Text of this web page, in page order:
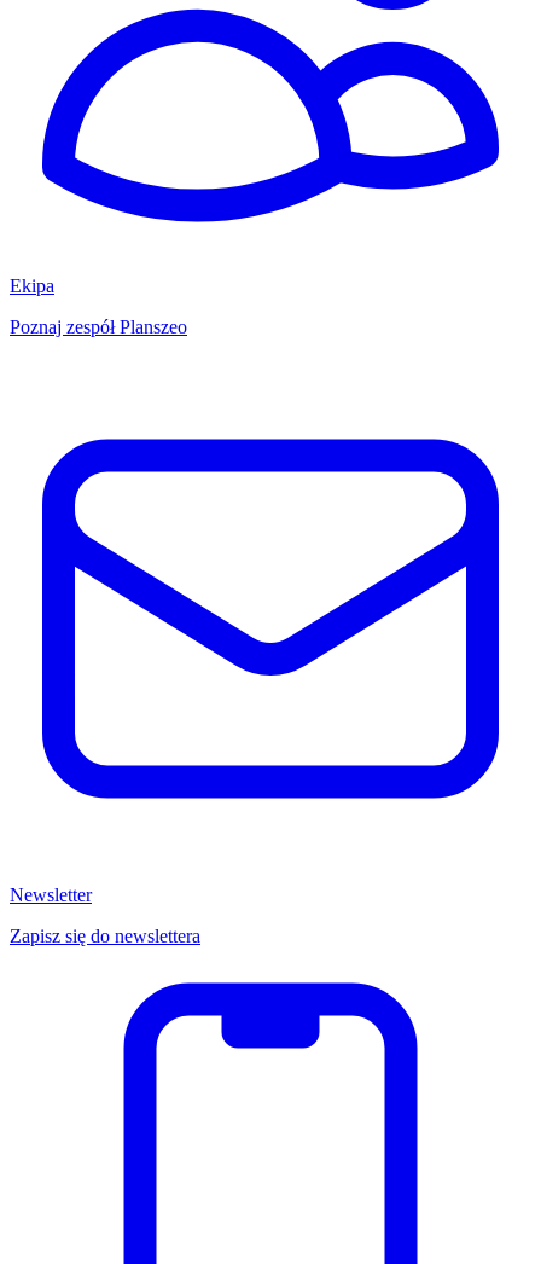
Ekipa
Poznaj zespół Planszeo
Newsletter
Zapisz się do newslettera